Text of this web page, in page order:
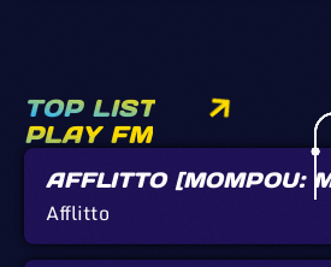
TOP LIST
PLAY FM
AFFLITTO [MOMPOU:
CALLADA]
Afflitto